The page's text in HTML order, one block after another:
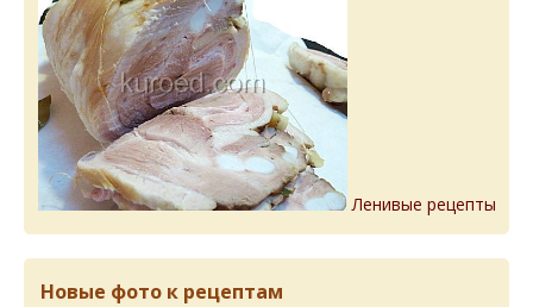
Ленивые рецепты
Новые фото к рецептам